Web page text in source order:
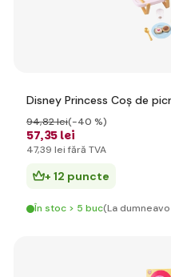
Disney Princess Coș de
57,35 lei
94,82 lei(-40 %)
47,39 lei fără TVA
+ 12 puncte
În stoc > 5 buc(La